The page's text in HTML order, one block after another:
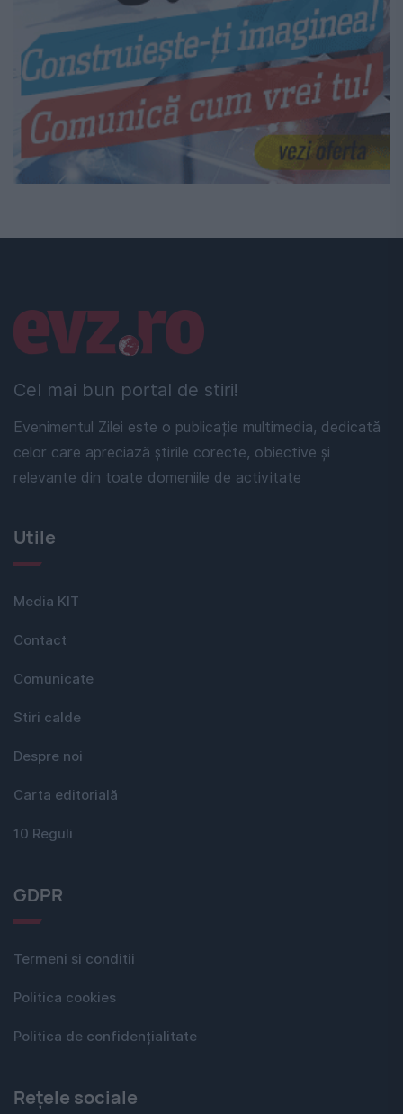
Cel mai bun portal de stiri!
Evenimentul Zilei este o publicație multimedia, dedicată
celor care apreciază știrile corecte, obiective și
relevante din toate domeniile de activitate
Linkuri utile
Utile
Media KIT
Contact
Comunicate
Stiri calde
Despre noi
Carta editorială
10 Reguli
GDPR
Termeni si conditii
Politica cookies
Politica de confidențialitate
Rețele sociale